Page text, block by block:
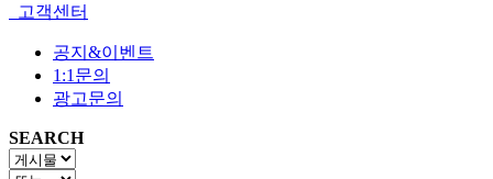
고객센터
공지&이벤트
1:1문의
광고문의
SEARCH